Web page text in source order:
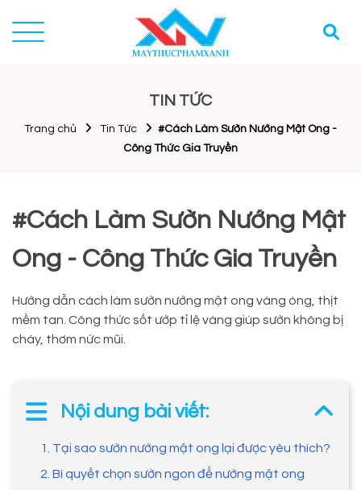
TIN TỨC
Trang chủ Tin Tức
#Cách Làm Sườn Nướng Mật Ong -
Công Thức Gia Truyền
#Cách Làm Sườn Nướng Mật
Ong - Công Thức Gia Truyền
Hướng dẫn cách làm sườn nướng mật ong vàng óng, thịt
mềm tan. Công thức sốt ướp tỉ lệ vàng giúp sườn không bị
cháy, thơm nức mũi.
Nội dung bài viết:
1. Tại sao sườn nướng mật ong lại được yêu thích?
2. Bí quyết chọn sườn ngon để nướng mật ong